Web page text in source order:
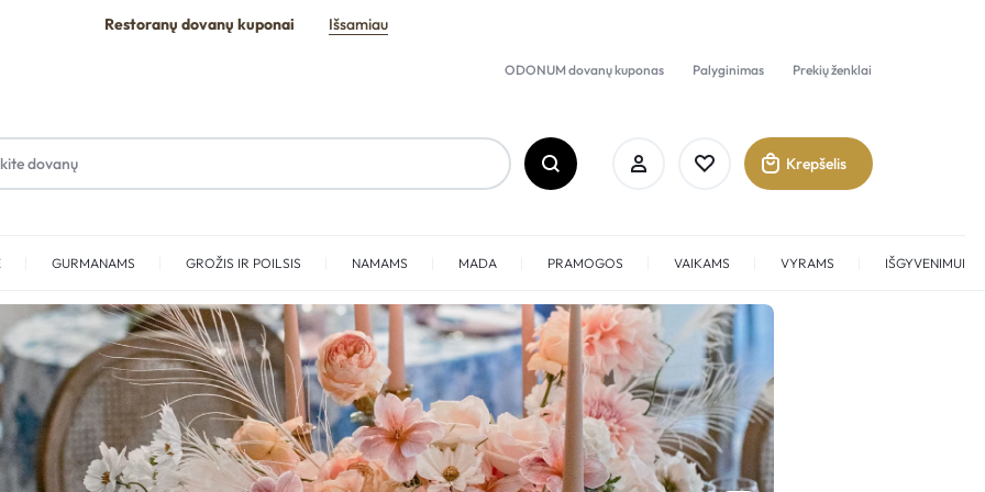
Restoranų dovanų kuponai Išsamiau
ODONUM dovanų kuponas Palyginimas Prekių ženklai
Prisijungti
Sukurti paskyrą
Pamėgti
Krepšelis
GURMANAMS
SPA
GROŽIS IR POILSIS NAMAMS MADA PRAMOGOS VAIKAMS VYRAMS IŠGYVENIMUI